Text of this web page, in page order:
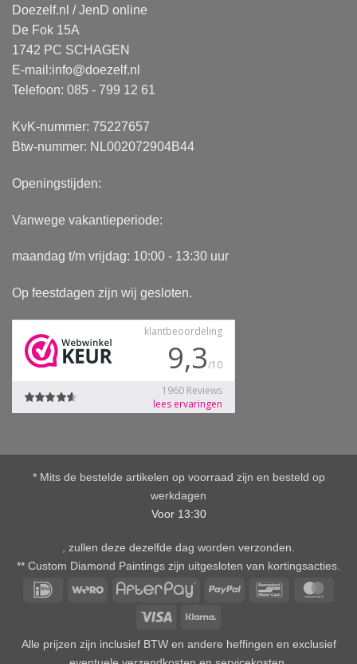
Doezelf.nl / JenD online
De Fok 15A
1742 PC SCHAGEN
E-mail:info@doezelf.nl
Telefoon: 085 - 799 12 61
KvK-nummer: 75227657
Btw-nummer: NL002072904B44
Openingstijden:
Vanwege vakantieperiode:
maandag t/m vrijdag: 10:00 - 13:30 uur
Op feestdagen zijn wij gesloten.
* Mits de bestelde artikelen op voorraad zijn en besteld op
werkdagen
Voor 13:30
, zullen deze dezelfde dag worden verzonden.
** Custom Diamond Paintings zijn uitgesloten van kortingsacties.
IDeal
Wero AfterPayPayPal Bancontact
Visa
Alle prijzen zijn inclusief BTW en andere heffingen en exclusief